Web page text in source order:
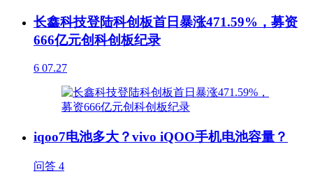
长鑫科技登陆科创板首日暴涨471.59%，募资
666亿元创科创板纪录
6 07.27
iqoo7电池多大？vivo iQOO手机电池容量？
问答 4